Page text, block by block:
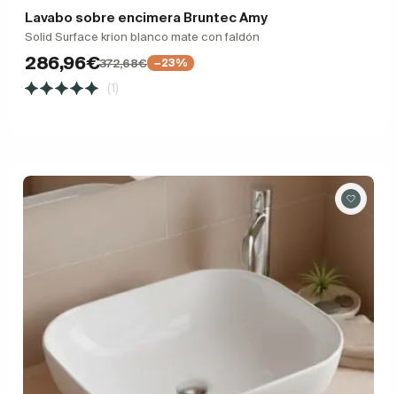
Lavabo sobre encimera Bruntec Amy
Solid Surface krion blanco mate con faldón
286,96€372,68€ −23%
(1)